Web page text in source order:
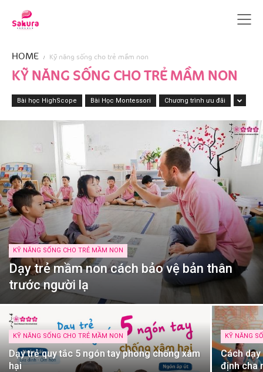
HOME Kỹ năng sống cho trẻ mầm non
KỸ NĂNG SỐNG CHO TRẺ MẦM NON
Bài học HighScope Bài Học Montessori Chương trình ưu đãi
KỸ NĂNG SỐNG CHO TRẺ MẦM NON
Dạy trẻ mầm non cách bảo vệ bản thân
trước người lạ
KỸ NĂNG SỐNG CHO TRẺ MẦM NON
Dạy trẻ quy tắc 5 ngón tay phòng chống xâm
hại
KỸ NĂNG
Cách
định cha